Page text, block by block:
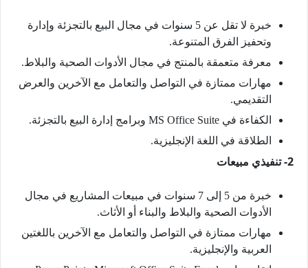
خبرة لا تقل عن 5 سنوات في مجال البيع بالتجزئة وإدارة
وتحفيز الفرق المتنوعة.
معرفة متعمقة بالمنتج في مجال الأدوات الصحية والبلاط.
مهارات ممتازة في التواصل والتعامل مع الآخرين والعرض
التقديمي.
الكفاءة في MS Office Suite وبرامج إدارة البيع بالتجزئة.
الطلاقة في اللغة الإنجليزية.
2- تنفيذي مبيعات
خبرة من 5 إلى 7 سنوات في مبيعات المشاريع في مجال
الأدوات الصحية والبلاط والبناء أو الأثاث.
مهارات ممتازة في التواصل والتعامل مع الآخرين باللغتين
العربية والإنجليزية.